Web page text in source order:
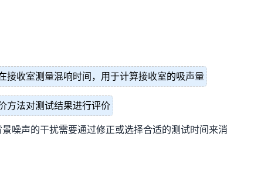
接收室测量混响时间，用于计算接收室的吸声量
方法对测试结果进行评价
噪声的干扰需要通过修正或选择合适的测试时间来消